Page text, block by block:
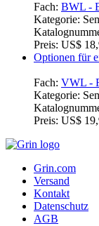
Fach: BWL -
Kategorie:
Preis: US$
Optionen für
Fach: VWL -
Kategorie:
Preis: US$
Grin.com
Versand
Kontakt
Datenschutz
AGB